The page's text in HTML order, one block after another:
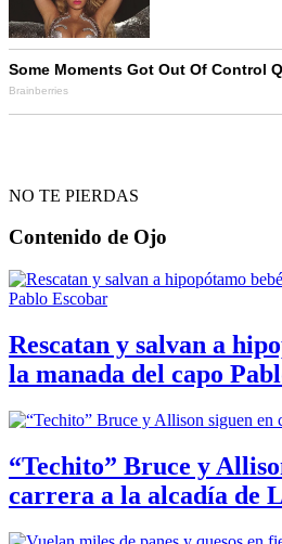
NO TE PIERDAS
Contenido de Ojo
Rescatan y salvan a
la manada del capo
“Techito” Bruce y
carrera a la alcadía de